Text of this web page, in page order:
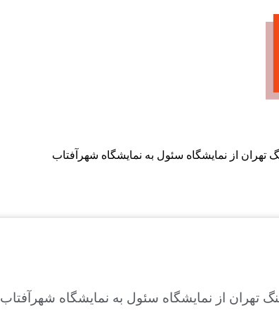
تهران از نمایشگاه سئول به نمایشگاه شهرآفتاب
تهران از نمایشگاه سئول به نمایشگاه شهرآفتاب